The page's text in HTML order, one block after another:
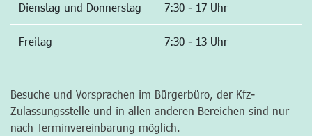
Dienstag und Donnerstag 7:30 - 17 Uhr
Freitag 7:30 - 13 Uhr
Besuche und Vorsprachen im Bürgerbüro, der Kfz-
Zulassungsstelle und in allen anderen Bereichen sind nur
nach Terminvereinbarung möglich.